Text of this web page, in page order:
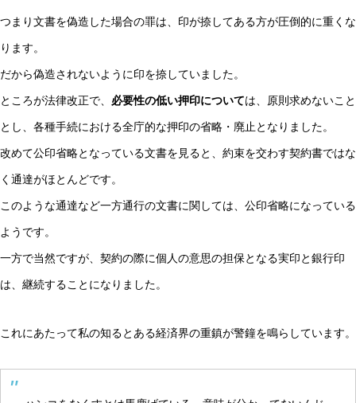
つまり文書を偽造した場合の罪は、印が捺してある方が圧倒的に重くな
ります。
だから偽造されないように印を捺していました。
ところが法律改正で、 必要性の低い押印については、原則求めないこと
とし、各種手続における全庁的な押印の省略・廃止となりました。
改めて公印省略となっている文書を見ると、約束を交わす契約書ではな
く通達がほとんどです。
このような通達など一方通行の文書に関しては、公印省略になっている
ようです。
一方で当然ですが、契約の際に個人の意思の担保となる実印と銀行印
は、継続することになりました。
これにあたって私の知るとある経済界の重鎮が警鐘を鳴らしています。